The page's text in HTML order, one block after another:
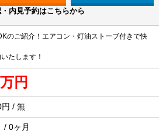
内見予約はこちらから
のご紹介！エアコン・灯油ストーブ付きで快
たします！
円
円 / 無
/ 0ヶ月